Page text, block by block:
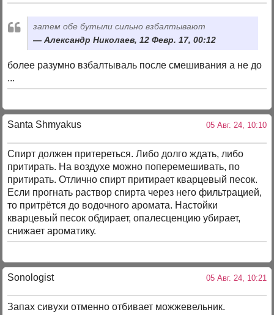
затем обе бутыли сильно взбалтывают
Александр Николаев, 12 Февр. 17, 00:12
более разумно взбалтываль после смешивания а не до
...
Santa Shmyakus 05 Авг. 24, 10:10
Спирт должен притереться. Либо долго ждать, либо
притирать. На воздухе можно поперемешивать, по
притирать. Отлично спирт притирает кварцевый песок.
Если прогнать раствор спирта через него фильтрацией,
то притрётся до водочного аромата. Настойки
кварцевый песок обдирает, опалесценцию убирает,
снижает ароматику.
Sonologist 05 Авг. 24, 10:21
Запах сивухи отменно отбивает можжевельник.